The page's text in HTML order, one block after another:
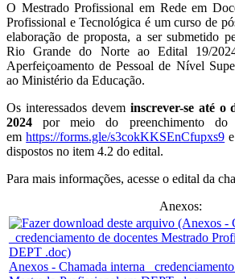
O Mestrado Profissional em Rede em
Profissional e Tecnológica é um curso de
elaboração de proposta, a ser submetido
Rio Grande do Norte ao Edital 19/
Aperfeiçoamento de Pessoal de Nível
ao Ministério da Educação.
Os interessados devem inscrever-se até o
2024por meio do preenchimento do
emhttps://forms.gle/s3cokKKSEnCfupxs9
dispostos no item 4.2 do edital.
Para mais informações, acesse o edital da
Anexos:
Anexos - Chamada interna